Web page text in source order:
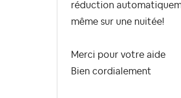
réduction
même sur une nuitée!
Merci pour votre aide
Bien cordialement